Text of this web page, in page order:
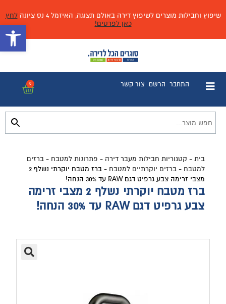
שיפוץ וחבילות מוצרים לשיפוץ דירה באולם תצוגה, האיזמל 4 נס ציונה
לחץ
כאן לפרטים!
התחבר הרשם צור קשר 0
בית - קטגוריות חבילות מעבר דירה - פתרונות למטבח -ברזים
למטבח -ברזים יוקרתיים למטבח -
ברז מטבח יוקרתי נשלף 2
מצבי זרימה צבע גרפיט דגם RAW עד 30% הנחה!
ברז מטבח יוקרתי נשלף 2 מצבי זרימה
צבע גרפיט דגם RAW עד 30% הנחה!